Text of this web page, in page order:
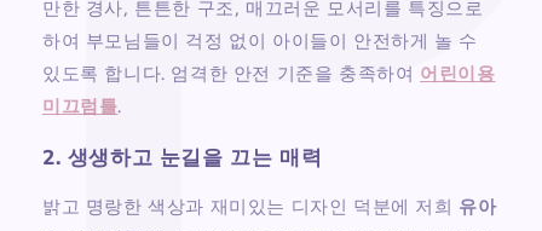
만한 경사, 튼튼한 구조, 매끄러운 모서리를 특징으로
하여 부모님들이 걱정 없이 아이들이 안전하게 놀 수
있도록 합니다. 엄격한 안전 기준을 충족하여 어린이용
미끄럼틀.
2. 생생하고 눈길을 끄는 매력
밝고 명랑한 색상과 재미있는 디자인 덕분에 저희 유아